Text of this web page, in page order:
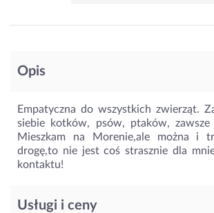
Opis
Empatyczna do wszystkich zwierząt.
siebie kotków, psów, ptaków,
Mieszkam na Morenie,ale można i
drogę,to nie jest coś strasznie dla
kontaktu!
Usługi i ceny